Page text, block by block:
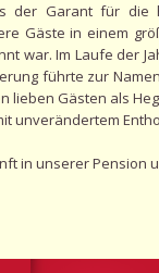
der Garant für die
Gäste in einem
war. Im Laufe der
führte zur
lieben Gästen als
unverändertem
in unserer Pension